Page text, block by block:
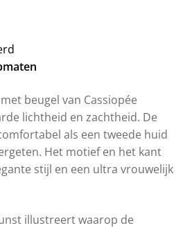
beugel van Cassiopée
lichtheid en zachtheid. De
als een tweede huid
Het motief en het kant
stijl en een ultra vrouwelijk
illustreert waarop de